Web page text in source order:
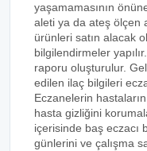
yaşamamasının
aleti ya da ateş ölçen
ürünleri satın alacak
bilgilendirmeler
raporu oluşturulur.
edilen ilaç bilgileri
Eczanelerin
hasta gizliğini
içerisinde baş eczacı
günlerini ve çalışma